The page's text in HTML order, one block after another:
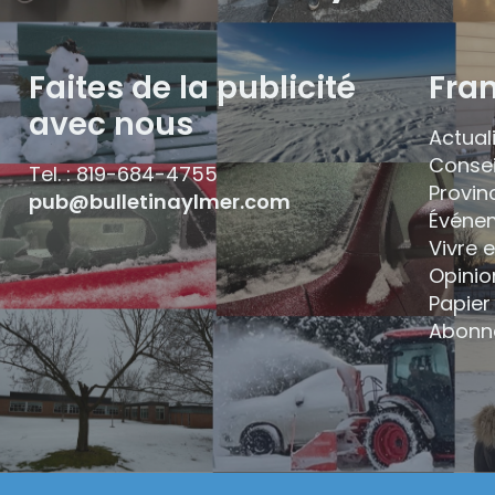
Faites de la publicité
avec nous
Tel. : 819-684-4755
pub@bulletinaylmer.com
Vivre